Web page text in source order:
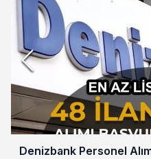
Denizbank Personel